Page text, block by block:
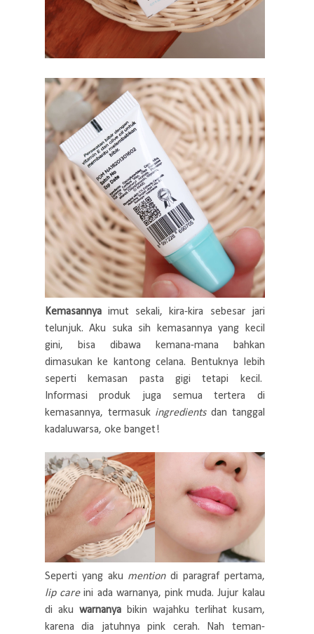
Kemasannyaimut sekali, kira-kira sebesar jari
telunjuk. Aku suka sih kemasannya yang kecil
gini, bisa dibawa kemana-mana bahkan
dimasukan ke kantong celana. Bentuknya lebih
seperti kemasan pasta gigi tetapi kecil.
Informasi produk juga semua tertera di
kemasannya, termasuk ingredients dan tanggal
kadaluwarsa, oke banget!
Seperti yang aku mentiondi paragraf pertama,
lip careini ada warnanya, pink muda. Jujur kalau
di aku warnanya
bikin wajahku terlihat kusam,
karena dia jatuhnya pink cerah. Nah teman-